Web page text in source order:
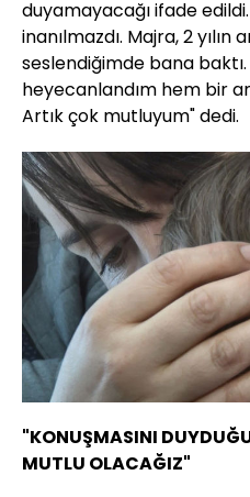
duyamayacağı ifade
inanılmazdı. Majra, 2 yılın
seslendiğimde bana
heyecanlandım hem bir
Artık çok mutluyum" dedi.
"KONUŞMASINI
MUTLU OLACAĞIZ"